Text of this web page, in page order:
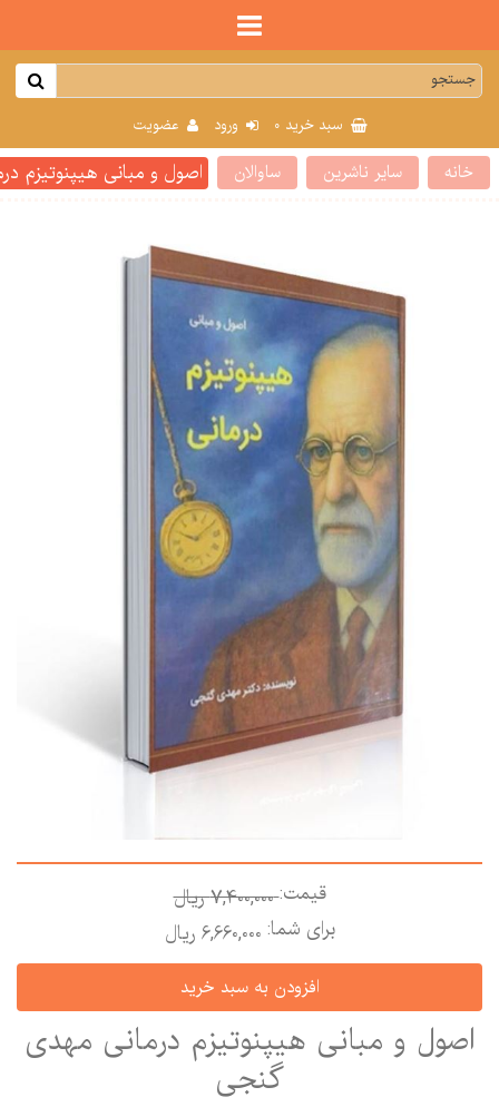
سبد خرید 0 ورود عضویت
خانه سایر ناشرین ساوالان اصول و مبانی هیپنوتیزم
قیمت:7,400,000 ريال
برای شما: 6,660,000 ريال
اصول و مبانی هیپنوتیزم درمانی مهدی
گنجی